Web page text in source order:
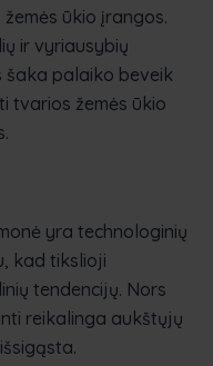
ūkio įrangos.
ir vyriausybių
šaka palaiko beveik
tvarios žemės ūkio
yra technologinių
kad tikslioji
tendencijų. Nors
reikalinga aukštųjų